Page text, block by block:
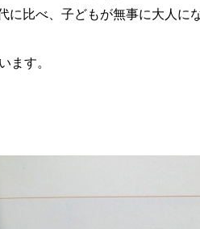
比べ、子どもが無事に大人に
ます。